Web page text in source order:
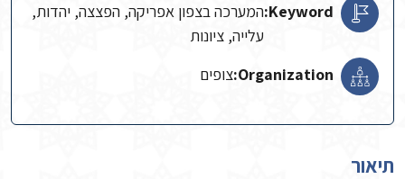
Keyword: המערכה בצפון אפריקה, הפצצה, יהדות,
עלייה, ציונות
Organization: צופים
תיאור